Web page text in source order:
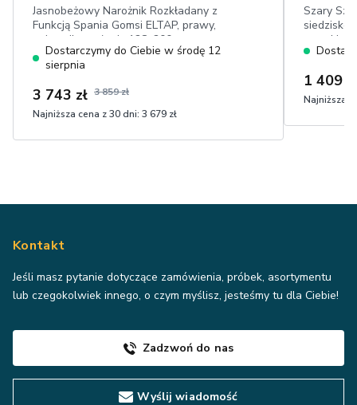
Jasnobeżowy Narożnik Rozkładany z
Funkcją Spania Gomsi ELTAP, prawy,
pojemnik, posłanie:128x200 cm,
regulowane zagłówki, mechanizm
delfin, welur easy clean
Dostarczymy do Ciebie w środę 12
sierpnia
3 743 zł 3 859 zł
Najniższa cena z 30 dni: 3 679 zł
Szary
siedzisko:
wysokie
1 409
Najniższa
Kontakt
Jeśli masz pytanie dotyczące zamówienia, próbek, asortymentu
lub czegokolwiek innego, o czym myślisz, jesteśmy tu dla Ciebie!
Zadzwoń do nas
Wyślij wiadomość